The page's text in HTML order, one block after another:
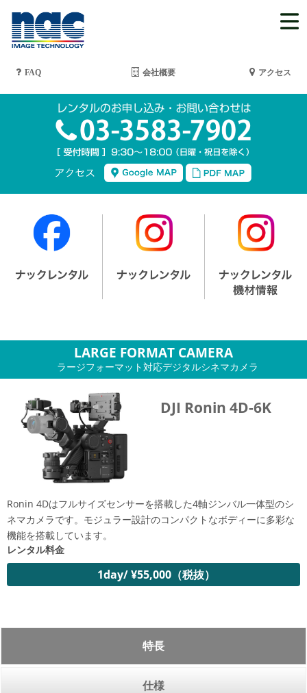
FAQ 会社概要 アクセス
LARGE FORMAT CAMERA
ラージフォーマット対応デジタルシネマカメラ
DJI Ronin 4D-6K
Ronin 4Dはフルサイズセンサーを搭載した4軸ジンバル一体型のシ
ネマカメラです。モジュラー設計のコンパクトなボディーに多彩な
機能を搭載しています。
レンタル料金
1day/ ¥55,000（税抜）
特長
仕様